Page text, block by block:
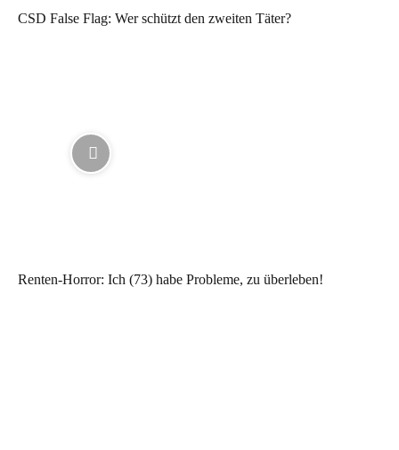
CSD False Flag: Wer schützt den zweiten Täter?
Renten-Horror: Ich (73) habe Probleme, zu überleben!